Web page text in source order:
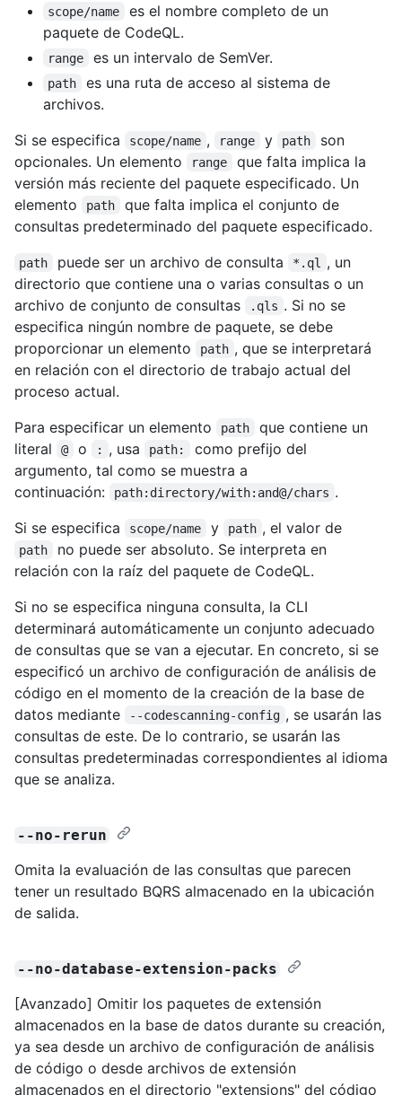
scope/name
es el nombre completo de un
paquete de CodeQL.
range es un intervalo de SemVer.
path
es una ruta de acceso al sistema de
archivos.
Si se especifica
scope/name , range y path
son
opcionales. Un elemento
range
que falta implica la
versión más reciente del paquete especificado. Un
elemento
path
que falta implica el conjunto de
consultas predeterminado del paquete especificado.
path puede ser un archivo de consulta *.ql
, un
directorio que contiene una o varias consultas o un
archivo de conjunto de consultas
.qls . Si no se
especifica ningún nombre de paquete, se debe
proporcionar un elemento
path , que se interpretará
en relación con el directorio de trabajo actual del
proceso actual.
Para especificar un elemento
path
que contiene un
literal
@ o : , usa path:
como prefijo del
argumento, tal como se muestra a
continuación:
path:directory/with:and@/chars .
Si se especifica
scope/name y path , el valor de
path
no puede ser absoluto. Se interpreta en
relación con la raíz del paquete de CodeQL.
Si no se especifica ninguna consulta, la CLI
determinará automáticamente un conjunto adecuado
de consultas que se van a ejecutar. En concreto, si se
especificó un archivo de configuración de análisis de
código en el momento de la creación de la base de
datos mediante
--codescanning-config , se usarán las
consultas de este. De lo contrario, se usarán las
consultas predeterminadas correspondientes al idioma
que se analiza.
--no-rerun
Omita la evaluación de las consultas que parecen
tener un resultado BQRS almacenado en la ubicación
de salida.
--no-database-extension-packs
[Avanzado] Omitir los paquetes de extensión
almacenados en la base de datos durante su creación,
ya sea desde un archivo de configuración de análisis
de código o desde archivos de extensión
almacenados en el directorio "extensions" del código